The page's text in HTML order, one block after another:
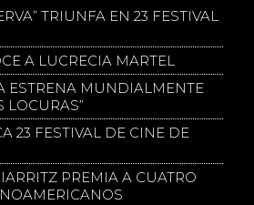
TRIUNFA EN 23 FESTIVAL
A LUCRECIA MARTEL
ESTRENA MUNDIALMENTE
LOCURAS”
23 FESTIVAL DE CINE DE
PREMIA A CUATRO